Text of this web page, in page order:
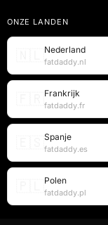
ONZE LANDEN
Nederland
fatdaddy.nl
Frankrijk
fatdaddy.fr
Spanje
fatdaddy.es
Polen
fatdaddy.pl